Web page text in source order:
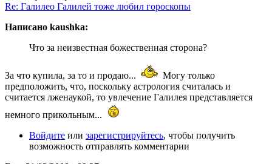
Re: Галилео Галилей тоже любил гороскопы
Написано kaushka:
Что за неизвестная божественная сторона?
За что купила, за то и продаю...
Могу только
предположить, что, поскольку астрология считалась и
считается лженаукой, то увлечение Галилея представляется
немного прикольным...
Войдите или зарегистрируйтесь, чтобы получить
возможность отправлять комментарии